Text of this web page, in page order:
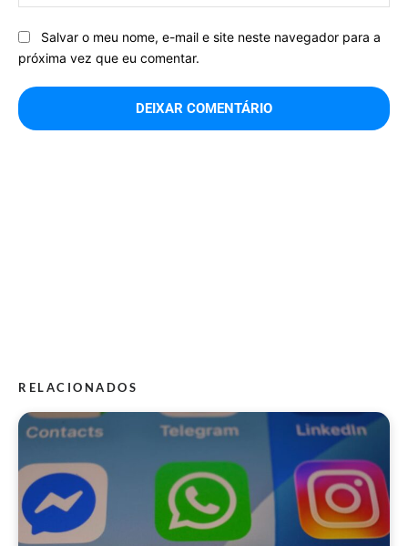
Salvar o meu nome, e-mail e site neste navegador para a
próxima vez que eu comentar.
RELACIONADOS